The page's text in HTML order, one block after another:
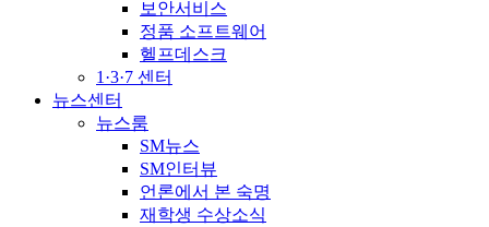
보안서비스
정품 소프트웨어
헬프데스크
1·3·7 센터
뉴스센터
뉴스룸
SM뉴스
SM인터뷰
언론에서 본 숙명
재학생 수상소식